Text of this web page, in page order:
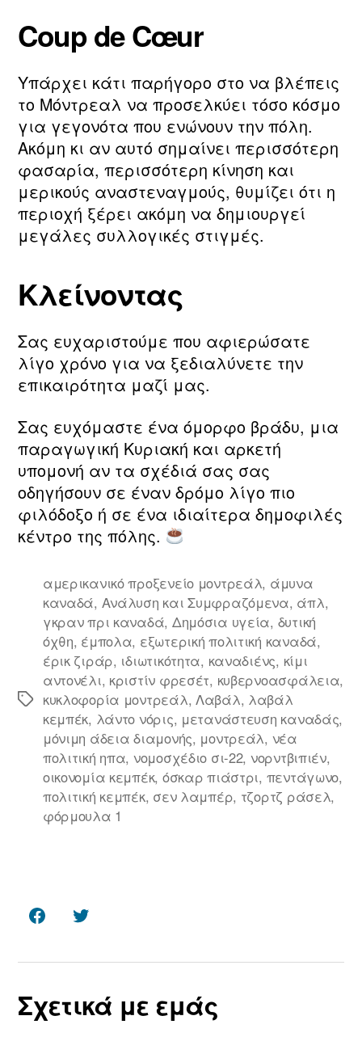
Coup de Cœur
Υπάρχει κάτι παρήγορο στο να βλέπεις
το Μόντρεαλ να προσελκύει τόσο κόσμο
για γεγονότα που ενώνουν την πόλη.
Ακόμη κι αν αυτό σημαίνει περισσότερη
φασαρία, περισσότερη κίνηση και
μερικούς αναστεναγμούς, θυμίζει ότι η
περιοχή ξέρει ακόμη να δημιουργεί
μεγάλες συλλογικές στιγμές.
Κλείνοντας
Σας ευχαριστούμε που αφιερώσατε
λίγο χρόνο για να ξεδιαλύνετε την
επικαιρότητα μαζί μας.
Σας ευχόμαστε ένα όμορφο βράδυ, μια
παραγωγική Κυριακή και αρκετή
υπομονή αν τα σχέδιά σας σας
οδηγήσουν σε έναν δρόμο λίγο πιο
φιλόδοξο ή σε ένα ιδιαίτερα δημοφιλές
κέντρο της πόλης.
Ετικέτες
αμερικανικό προξενείο μοντρεάλ, άμυνα
καναδά, Ανάλυση και Συμφραζόμενα, άπλ,
γκραν πρι καναδά, Δημόσια υγεία, δυτική
όχθη, έμπολα, εξωτερική πολιτική καναδά,
έρικ ζιράρ, ιδιωτικότητα, καναδιένς, κίμι
αντονέλι, κριστίν φρεσέτ, κυβερνοασφάλεια,
κυκλοφορία μοντρεάλ, Λαβάλ, λαβάλ
κεμπέκ, λάντο νόρις, μετανάστευση καναδάς,
μόνιμη άδεια διαμονής, μοντρεάλ, νέα
πολιτική ηπα, νομοσχέδιο σι‑22, νορντβιπιέν,
οικονομία κεμπέκ, όσκαρ πιάστρι, πεντάγωνο,
πολιτική κεμπέκ, σεν λαμπέρ, τζορτζ ράσελ,
φόρμουλα 1
FacebookTwitter
Σχετικά με εμάς